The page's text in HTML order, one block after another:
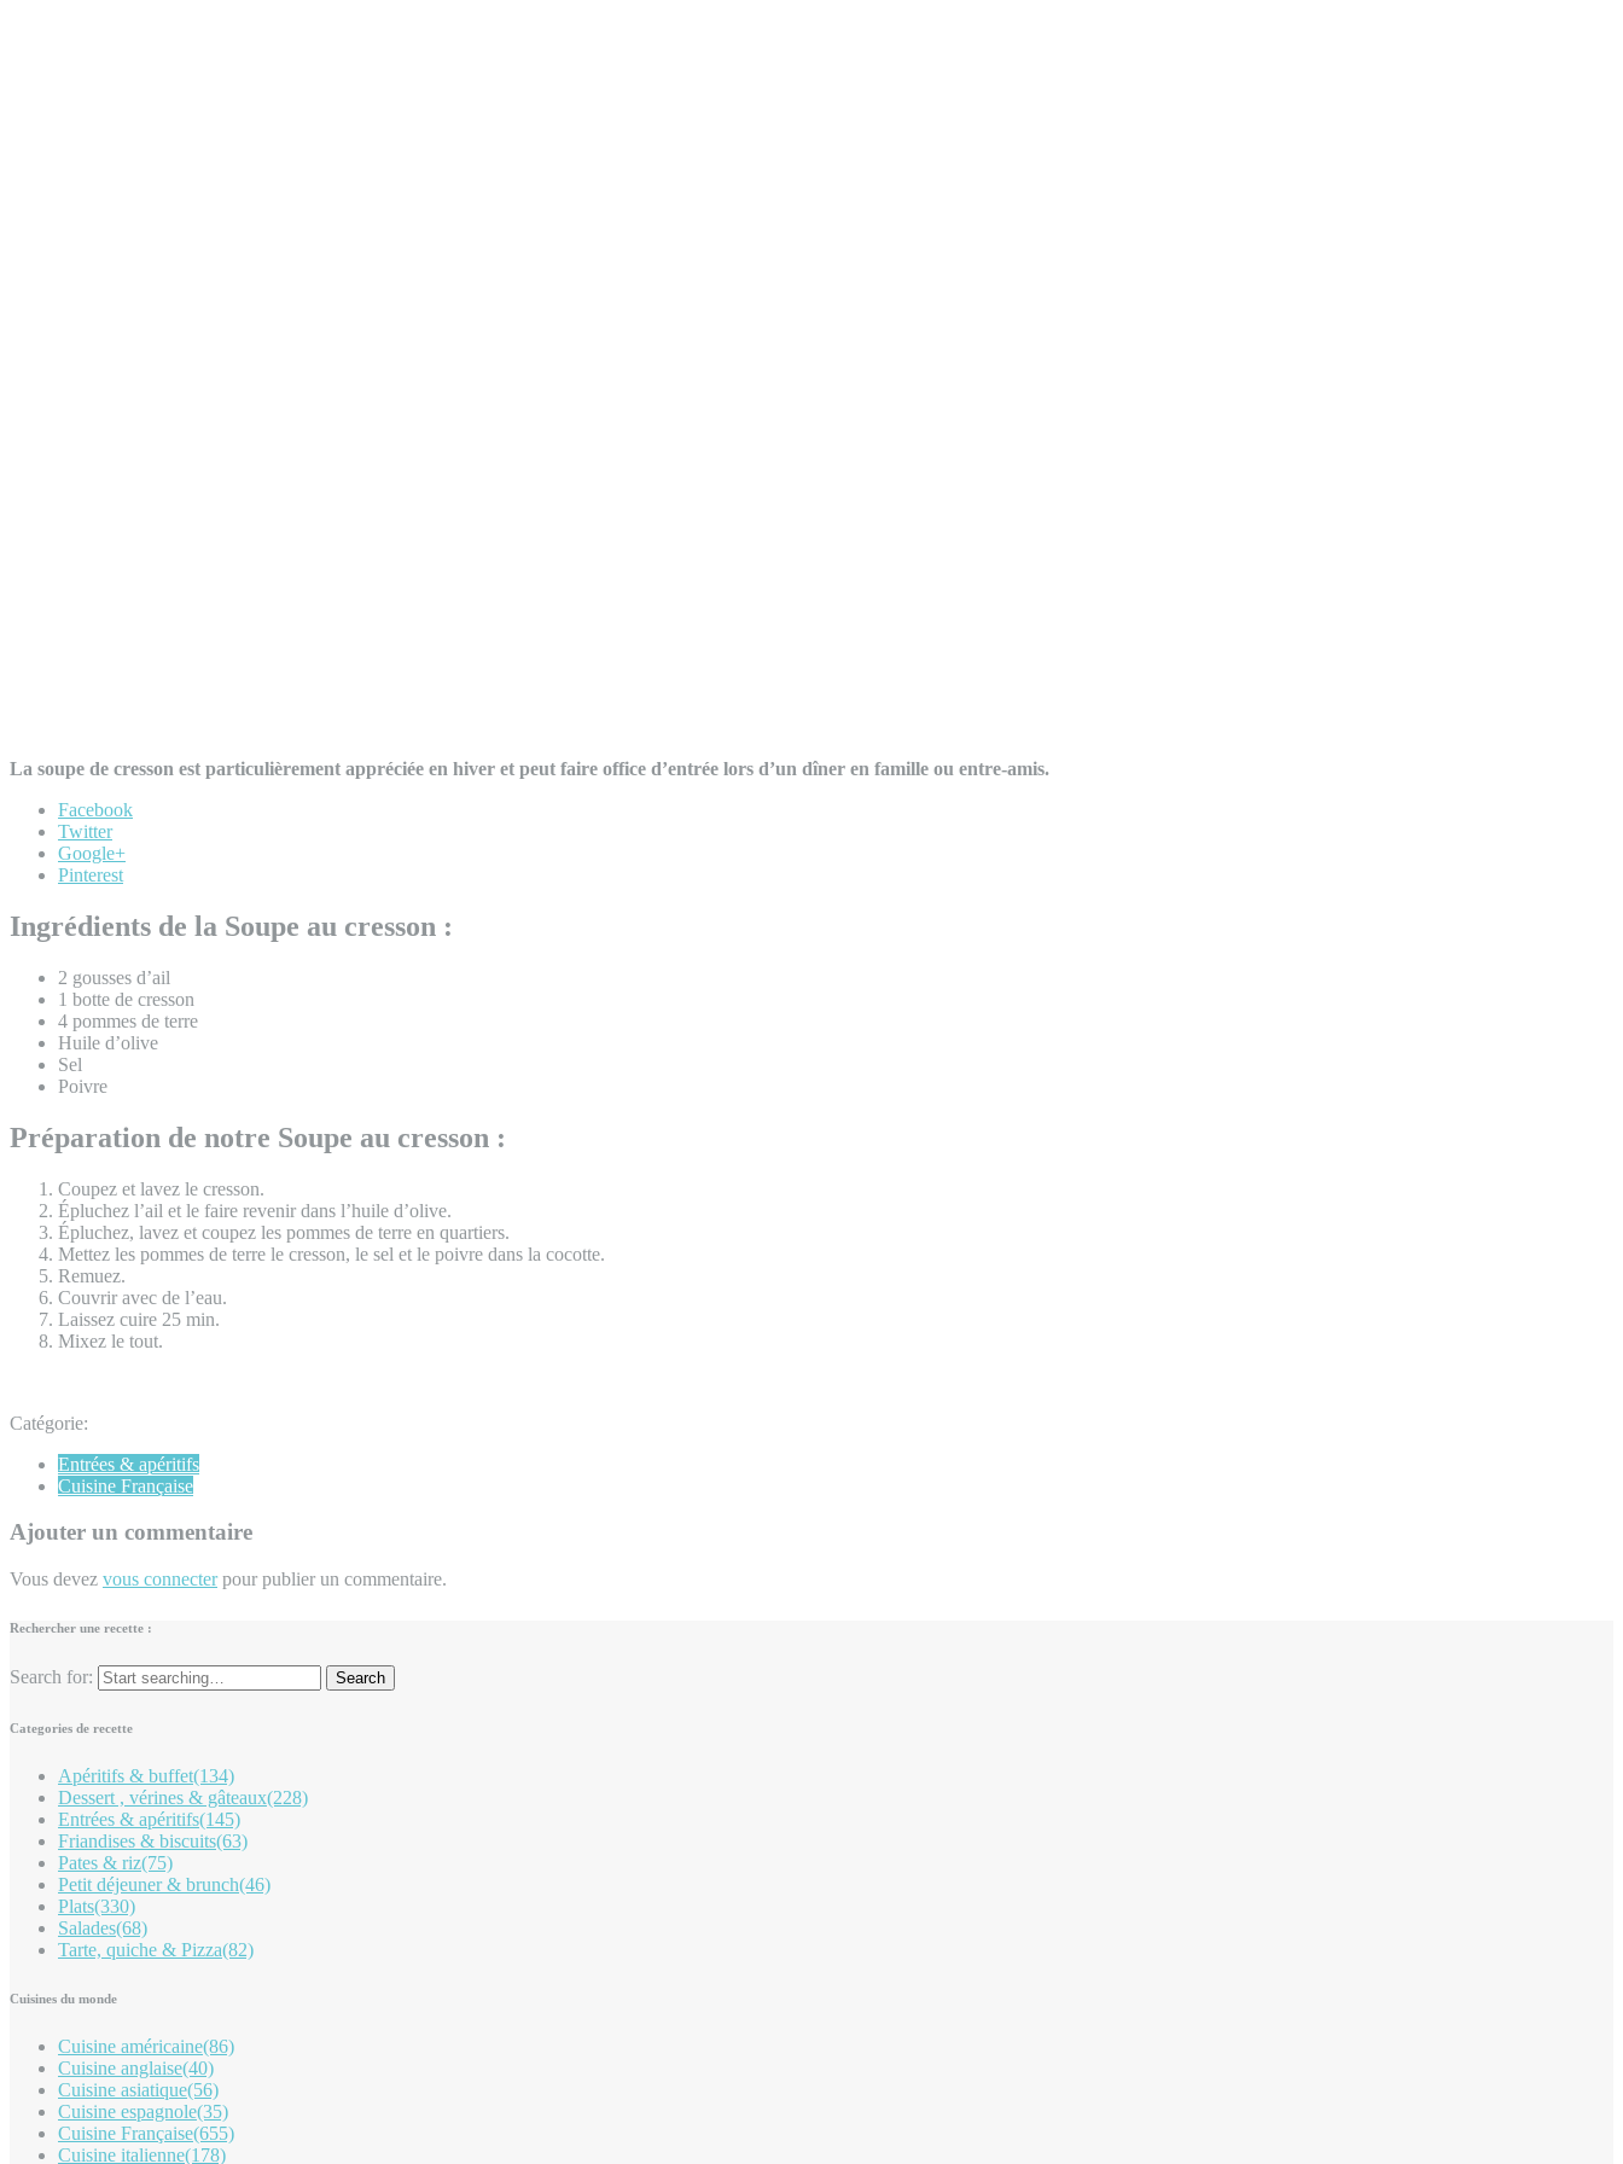
La soupe de cresson est particulièrement appréciée en hiver et peut faire office d’entrée lors d’un dîner en famille ou entre-amis.
Facebook
Twitter
Google+
Pinterest
Ingrédients de la Soupe au cresson :
2 gousses d’ail
1 botte de cresson
4 pommes de terre
Huile d’olive
Sel
Poivre
Préparation de notre Soupe au cresson :
Coupez et lavez le cresson.
Épluchez l’ail et le faire revenir dans l’huile d’olive.
Épluchez, lavez et coupez les pommes de terre en quartiers.
Mettez les pommes de terre le cresson, le sel et le poivre dans la cocotte.
Remuez.
Couvrir avec de l’eau.
Laissez cuire 25 min.
Mixez le tout.
Catégorie:
Entrées & apéritifs
Cuisine Française
Ajouter un commentaire
Vous devez vous connecterpour publier un commentaire.
Rechercher une recette :
Search for:
Categories de recette
Apéritifs & buffet(134)
Dessert , vérines & gâteaux(228)
Entrées & apéritifs(145)
Friandises & biscuits(63)
Pates & riz(75)
Petit déjeuner & brunch(46)
Plats(330)
Salades(68)
Tarte, quiche & Pizza(82)
Cuisines du monde
Cuisine américaine(86)
Cuisine anglaise(40)
Cuisine asiatique(56)
Cuisine espagnole(35)
Cuisine Française(655)
Cuisine italienne(178)